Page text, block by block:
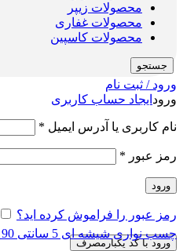
محصولات زیپر
محصولات غفاری
محصولات کاسپین
جستجو
ورود / ثبت نام
ورود ایجاد حساب کاربری
نام کاربری یا آدرس ایمیل *
رمز عبور *
ورود
رمز عبور را فراموش کرده اید؟
ورود با کد یکبارمصرف
چسب نواری شیشه ای 5 سانتی 90 یارد رویال